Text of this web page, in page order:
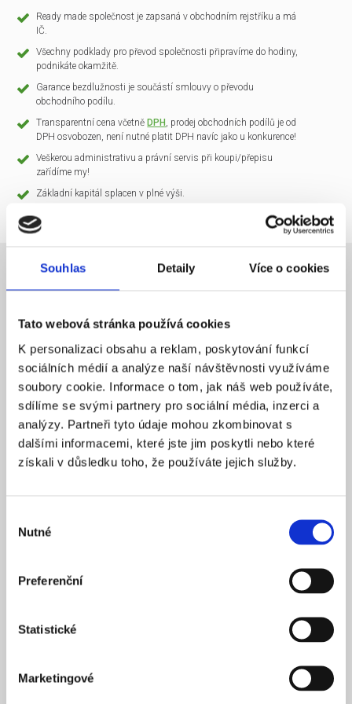
Souhlas Detaily Více o cookies
Tato webová stránka používá cookies
K personalizaci obsahu a reklam, poskytování funkcí
sociálních médií a analýze naší návštěvnosti využíváme
soubory cookie. Informace o tom, jak náš web používáte,
sdílíme se svými partnery pro sociální média, inzerci a
analýzy. Partneři tyto údaje mohou zkombinovat s
dalšími informacemi, které jste jim poskytli nebo které
získali v důsledku toho, že používáte jejich služby.
souhlasu
Nutné
Preferenční
Statistické
Marketingové
Ready made společnost je zapsaná v obchodním rejstříku a má
IČ.
Všechny podklady pro převod společnosti připravíme do hodiny,
podnikáte okamžitě.
Garance bezdlužnosti je součástí smlouvy o převodu
obchodního podílu.
Transparentní cena včetně DPH , prodej obchodních podílů je od
DPH osvobozen, není nutné platit DPH navíc jako u konkurence!
Veškerou administrativu a právní servis při koupi/přepisu
zařídíme my!
Základní kapitál splacen v plné výši.
NÁZEV SPOLEČNOSTI
SÍDLO
ZALOŽENO 2025
CENA OD * 15 900 Kč
REZERVOVAT
KAPITÁL 20 000 Kč
ZALOŽENO 2025
NÁZEV SPOLEČNOSTI